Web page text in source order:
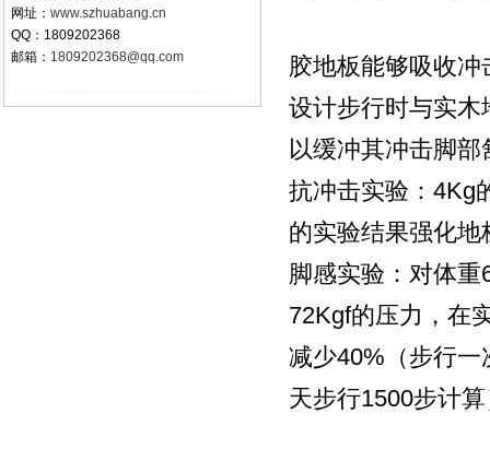
网址： www.szhuabang.cn
QQ：1809202368
邮箱： 1809202368@qq.com
胶地板能够吸收
设计步行时与实
以缓冲其冲击脚部
抗冲击实验：4Kg
的实验结果强化
脚感实验：对体
72Kgf的压力，在
减少40%（步行
天步行1500步计